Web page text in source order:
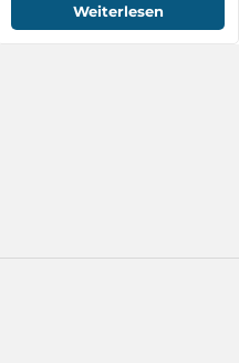
Weiterlesen